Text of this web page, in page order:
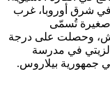
في شرق أوروبا، غرب
صغيرة تُسمّى
وحصلت على درجة
في مدرسة
جمهورية بيلاروس.